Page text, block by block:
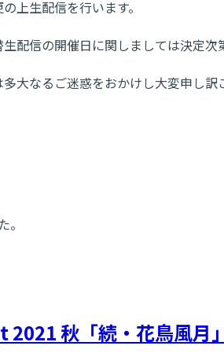
上生配信を行います。
配信の開催日に関しましては決定
大なるご迷惑をおかけし大変申し
。
秋「続・花鳥風月